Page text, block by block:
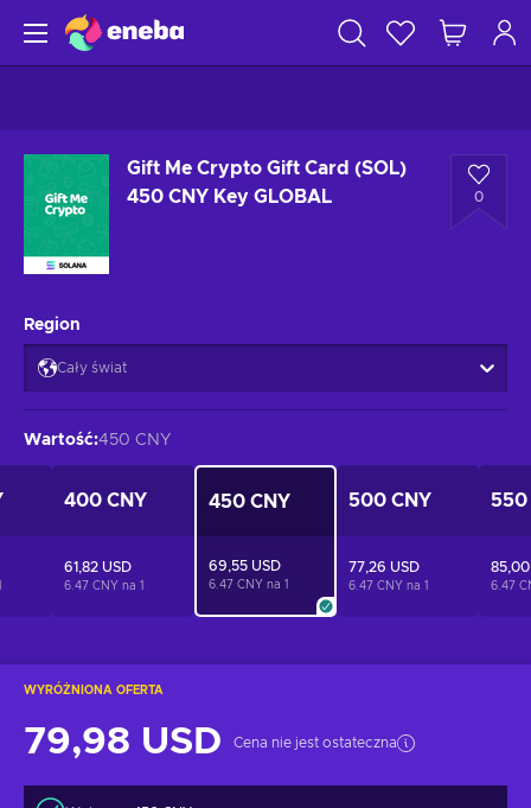
Gift Me Crypto Gift Card (SOL)
450 CNY Key GLOBAL
0
WYRÓŻNIONA OFERTA
79,98 USD Cena nie jest ostateczna
Region
Cały świat
Wartość:450 CNY
400 CNY
61,82 USD
6.47 CNY na 1
450 CNY
69,55 USD
6.47 CNY na 1
500 CNY
77,26 USD
6.47 CNY na 1
550
85,00
6.47